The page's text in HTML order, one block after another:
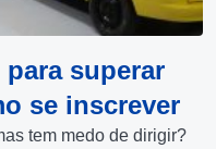
superar
se inscrever
tem medo de dirigir?